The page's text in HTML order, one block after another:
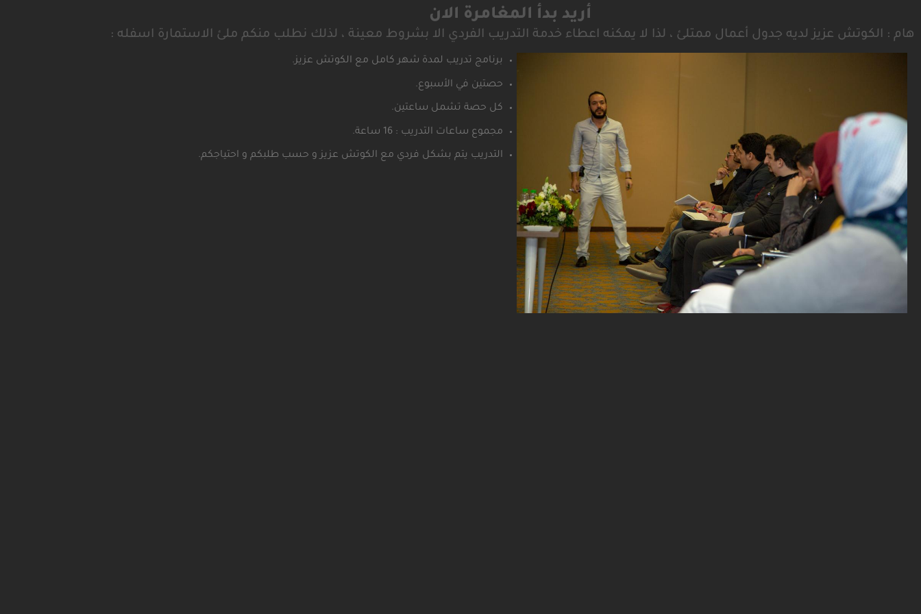
أريد بدأ المغامرة الان
هام : الكوتش عزيز لديه جدول أعمال ممتلئ ، لذا لا يمكنه اعطاء خدمة التدريب الفردي الا بشروط معينة ، لذلك نطلب منكم ملئ الاستمارة اسفله :
برنامج تدريب لمدة شهر كامل مع الكوتش عزيز.
حصتين في الأسبوع.
كل حصة تشمل ساعتين.
مجموع ساعات التدريب : 16 ساعة.
التدريب يتم بشكل فردي مع الكوتش عزيز و حسب طلبكم و احتياجكم.